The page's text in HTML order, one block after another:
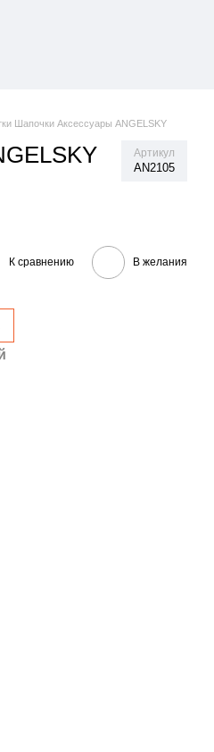
Шапочки Аксессуары ANGELSKY
Артикул
AN2105
К сравнению В желания